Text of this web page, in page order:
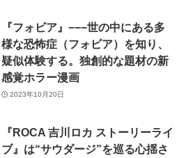
『フォビア』−−−世の中にある多
様な恐怖症（フォビア）を知り、
疑似体験する。独創的な題材の新
感覚ホラー漫画
2023年10月20日
『ROCA 吉川ロカ ストーリーライ
ブ』は“サウダージ”を巡る心揺さ